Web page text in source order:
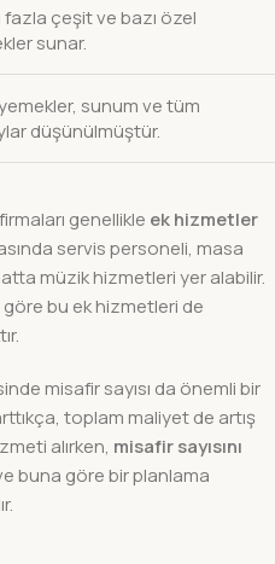
fazla çeşit ve bazı özel
sunar.
sunum ve tüm
düşünülmüştür.
genellikle ek hizmetler
servis personeli, masa
müzik hizmetleri yer alabilir.
bu ek hizmetleri de
misafir sayısı da önemli bir
toplam maliyet de artış
alırken, misafir sayısını
buna göre bir planlama